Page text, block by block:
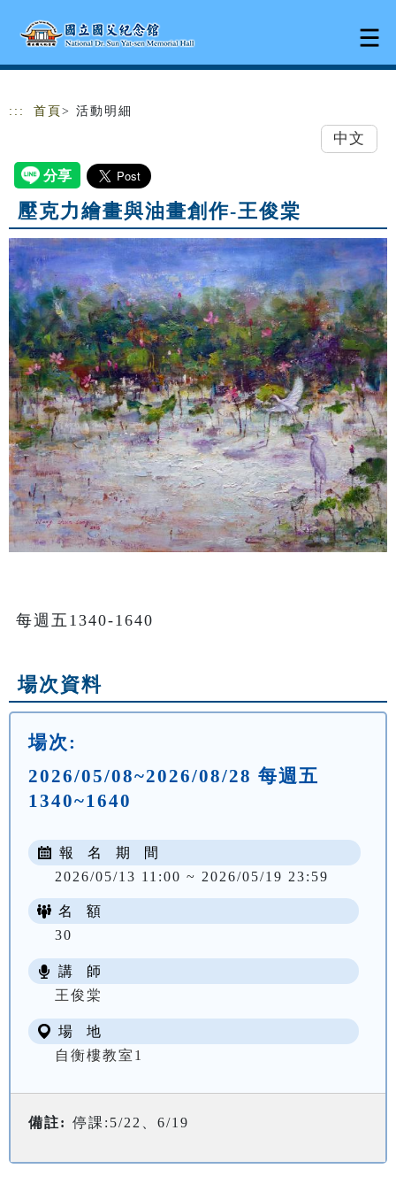
::: 首頁 > 活動明細
中文
壓克力繪畫與油畫創作-王俊棠
每週五1340-1640
場次資料
場次:
2026/05/08~2026/08/28 每週五
1340~1640
報 名 期 間
2026/05/13 11:00 ~ 2026/05/19 23:59
名 額
30
講 師
王俊棠
場 地
自衡樓教室1
備註: 停課:5/22、6/19